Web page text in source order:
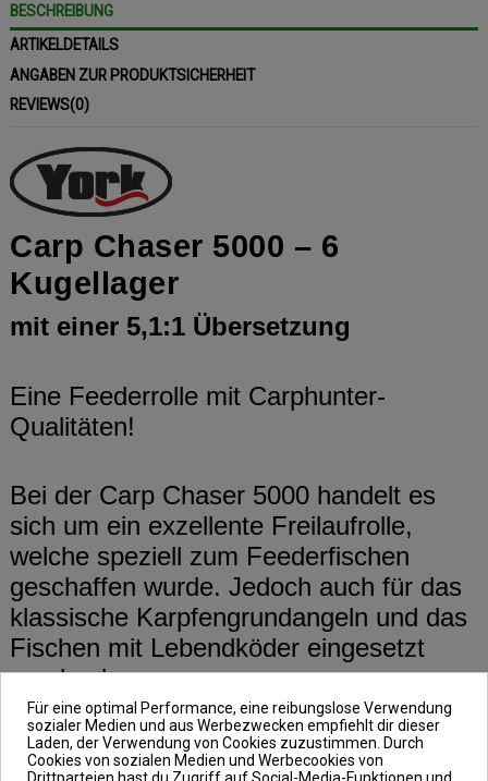
BESCHREIBUNG
ARTIKELDETAILS
ANGABEN ZUR PRODUKTSICHERHEIT
REVIEWS(0)
Carp Chaser 5000 – 6
Kugellager
mit einer 5,1:1 Übersetzung
Eine Feederrolle mit Carphunter-
Qualitäten!
Bei der Carp Chaser 5000 handelt es
sich um ein exzellente Freilaufrolle,
welche speziell zum Feederfischen
geschaffen wurde. Jedoch auch für das
klassische Karpfengrundangeln und das
Fischen mit Lebendköder eingesetzt
werden kann.
Geliefert wird die Carp Chaser 5000 mit
Für eine optimal Performance, eine reibungslose Verwendung
sozialer Medien und aus Werbezwecken empfiehlt dir dieser
Laden, der Verwendung von Cookies zuzustimmen. Durch
Cookies von sozialen Medien und Werbecookies von
Drittparteien hast du Zugriff auf Social-Media-Funktionen und